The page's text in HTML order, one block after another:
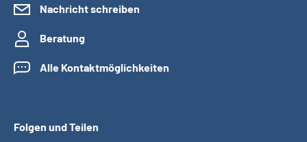
Nachricht schreiben
Beratung
Alle Kontaktmöglichkeiten
Folgen und Teilen